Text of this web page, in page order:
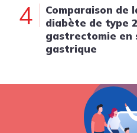
4
Comparaison de
diabète de type
gastrectomie en
gastrique